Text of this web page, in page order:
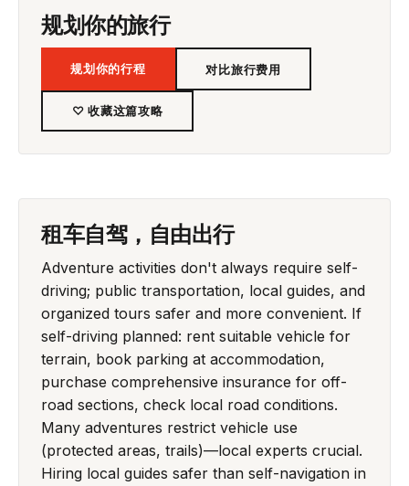
规划你的旅行
规划你的行程 对比旅行费用
♡ 收藏这篇攻略
租车自驾，自由出行
Adventure activities don't always require self-
driving; public transportation, local guides, and
organized tours safer and more convenient. If
self-driving planned: rent suitable vehicle for
terrain, book parking at accommodation,
purchase comprehensive insurance for off-
road sections, check local road conditions.
Many adventures restrict vehicle use
(protected areas, trails)—local experts crucial.
Hiring local guides safer than self-navigation in